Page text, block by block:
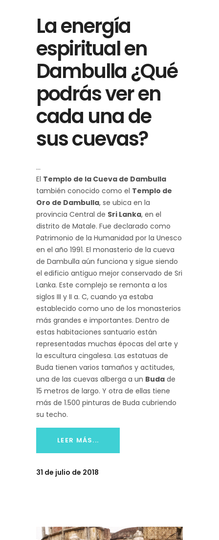
La energía
espiritual en
Dambulla ¿Qué
podrás ver en
cada una de
sus cuevas?
El Templo de la Cueva de Dambulla
también conocido como el Templo de
Oro de Dambulla, se ubica en la
provincia Central de Sri Lanka, en el
distrito de Matale. Fue declarado como
Patrimonio de la Humanidad por la Unesco
en el año 1991. El monasterio de la cueva
de Dambulla aún funciona y sigue siendo
el edificio antiguo mejor conservado de Sri
Lanka. Este complejo se remonta a los
siglos III y II a. C, cuando ya estaba
establecido como uno de los monasterios
más grandes e importantes. Dentro de
estas habitaciones santuario están
representadas muchas épocas del arte y
la escultura cingalesa. Las estatuas de
Buda tienen varios tamaños y actitudes,
una de las cuevas alberga a un Buda de
15 metros de largo. Y otra de ellas tiene
más de 1.500 pinturas de Buda cubriendo
su techo.
LEER MÁS...
31 de julio de 2018